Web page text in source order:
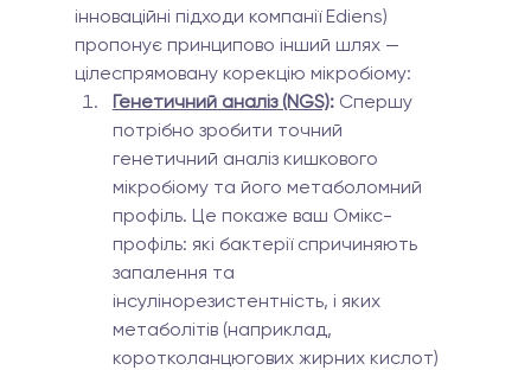
інноваційні підходи компанії Ediens)
пропонує принципово інший шлях —
цілеспрямовану корекцію мікробіому:
Генетичний аналіз (NGS): Спершу
потрібно зробити точний
генетичний аналіз кишкового
мікробіому та його метаболомний
профіль. Це покаже ваш Омікс-
профіль: які бактерії спричиняють
запалення та
інсулінорезистентність, і яких
метаболітів (наприклад,
коротколанцюгових жирних кислот)